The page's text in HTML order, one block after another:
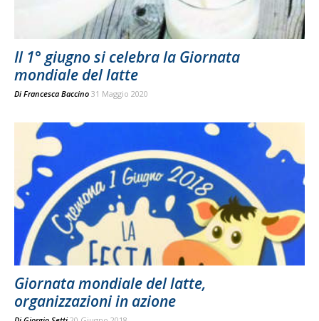
Il 1° giugno si celebra la Giornata
mondiale del latte
Di Francesca Baccino 31 Maggio 2020
Giornata mondiale del latte,
organizzazioni in azione